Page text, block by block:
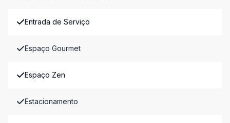
Entrada de Serviço
Espaço Gourmet
Espaço Zen
Estacionamento